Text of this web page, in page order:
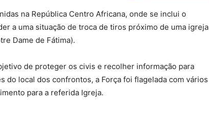
na República Centro Africana, onde se inclui o
a uma situação de troca de tiros próximo de uma igreja
Dame de Fátima).
de proteger os civis e recolher informação para
do local dos confrontos, a Força foi flagelada com vários
para a referida Igreja.